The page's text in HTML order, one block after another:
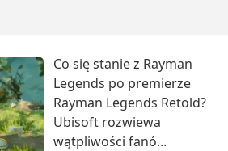
Co się stanie z Rayman
Legends po premierze
Rayman Legends Retold?
Ubisoft rozwiewa
wątpliwości fanó...